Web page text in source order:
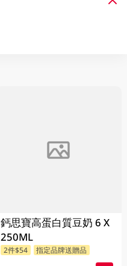
鈣思寶高蛋白質豆奶 6 X
250ML
2件$54 指定品牌送贈品